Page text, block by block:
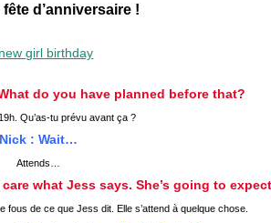
fête d’anniversaire !
do you have planned before that?
Qu’as-tu prévu avant ça ?
Nick : Wait…
Attends…
what Jess says. She’s going to
fous de ce que Jess dit. Elle s’attend à quelque chose.